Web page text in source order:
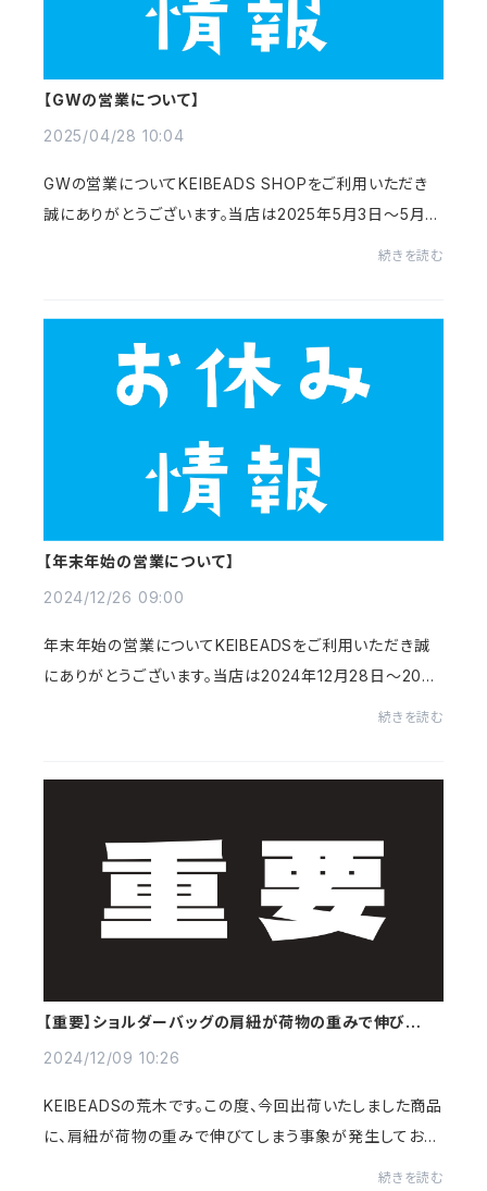
【GWの営業について】
2025/04/28 10:04
GWの営業についてKEIBEADS SHOPをご利用いただき
誠にありがとうございます。当店は2025年5月3日～5月6
日までGW休暇となります。出荷に関しましては7日から順
続きを読む
【年末年始の営業について】
2024/12/26 09:00
年末年始の営業についてKEIBEADSをご利用いただき誠
にありがとうございます。当店は2024年12月28日～2025
続きを読む
【重要】ショルダーバッグの肩紐が荷物の重みで伸びてし
2024/12/09 10:26
KEIBEADSの荒木です。この度、今回出荷いたしました商品
に、肩紐が荷物の重みで伸びてしまう事象が発生しており
続きを読む